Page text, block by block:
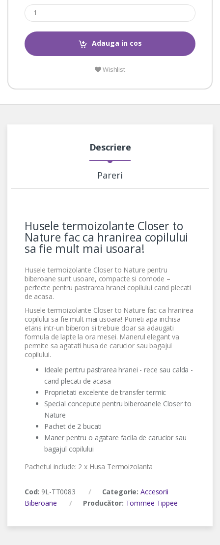
Adauga in cos
Wishlist
Descriere
Pareri
Husele termoizolante Closer to
Nature fac ca hranirea copilului
sa fie mult mai usoara!
Husele termoizolante Closer to Nature pentru
biberoane sunt usoare, compacte si comode –
perfecte pentru pastrarea hranei copilului cand plecati
de acasa.
Husele termoizolante Closer to Nature fac ca hranirea
copilului sa fie mult mai usoara! Puneti apa inchisa
etans intr-un biberon si trebuie doar sa adaugati
formula de lapte la ora mesei. Manerul elegant va
permite sa agatati husa de carucior sau bagajul
copilului.
Ideale pentru pastrarea hranei - rece sau calda -
cand plecati de acasa
Proprietati excelente de transfer termic
Special concepute pentru biberoanele Closer to
Nature
Pachet de 2 bucati
Maner pentru o agatare facila de carucior sau
bagajul copilului
Pachetul include: 2 x Husa Termoizolanta
Cod: 9L-TT0083 Categorie:Accesorii
Biberoane
Producător: Tommee Tippee